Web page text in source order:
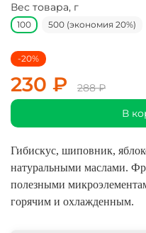
Вес товара, г
100 500 (экономия 20%)
-20%
230 ₽
288 ₽
В
Гибискус, шиповник,
натуральными маслами.
полезными
горячим и охлажденным.